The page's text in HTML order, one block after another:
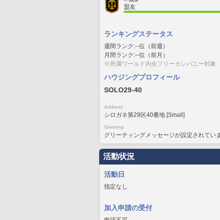
盟友
ランキングステータス
週間ランク:--位（前週）
月間ランク:--位（前月）
※所属ワールド内全フリーカンパニー対象
ハウジングプロフィール
SOLO29-40
Address
シロガネ第29区40番地 [Small]
Greeting
グリーティングメッセージが設定されてい
活動状況
活動日
指定なし
加入申請の受付